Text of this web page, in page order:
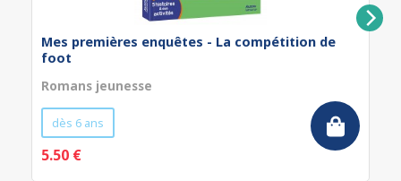
Mes premières enquêtes - La compétition de
foot
Romans jeunesse
dès 6 ans
5.50 €